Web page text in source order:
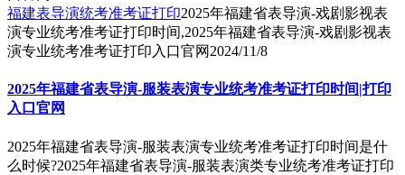
福建表导演统考准考证打印2025年福建省表导演-戏剧影视表
演专业统考准考证打印时间,2025年福建省表导演-戏剧影视表
演专业统考准考证打印入口官网 2024/11/8
2025年福建省表导演-服装表演专业统考准考证打印时间|打印
入口官网
2025年福建省表导演-服装表演专业统考准考证打印时间是什
么时候?2025年福建省表导演-服装表演类专业统考准考证打印